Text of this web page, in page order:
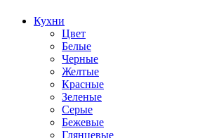
Кухни
Цвет
Белые
Черные
Желтые
Красные
Зеленые
Серые
Бежевые
Глянцевые